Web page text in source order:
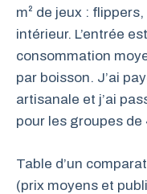
m² de jeux :
intérieur. L’entrée
consommation
par boisson. J’ai
artisanale et j’ai
pour les groupes de
Table d’un
(prix moyens et